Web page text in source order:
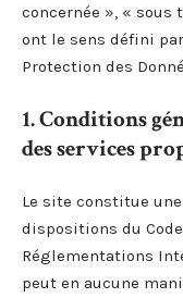
concernée », «
ont le sens défini
Protection des
1. Conditions
des services
Le site constitue
dispositions du
Réglementations
peut en aucune